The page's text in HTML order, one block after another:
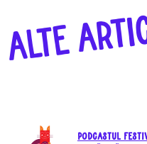
ALTE
Podcastul